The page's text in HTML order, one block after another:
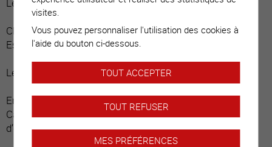
Chambre
Escalier permettant d’accéder au niveau principal
Le deuxième :
Entrée indépendante depuis la terrasse
Cave / carnotzet / pièce rangements / cheminée, point
d’eau, armoires encastrées
visites.
Vous pouvez personnaliser l'utilisation des cookies à
l'aide du bouton ci-dessous.
TOUT ACCEPTER
TOUT REFUSER
MES PRÉFÉRENCES